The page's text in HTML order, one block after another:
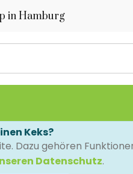
in Hamburg
Keks?
Dazu gehören
Datenschutz.